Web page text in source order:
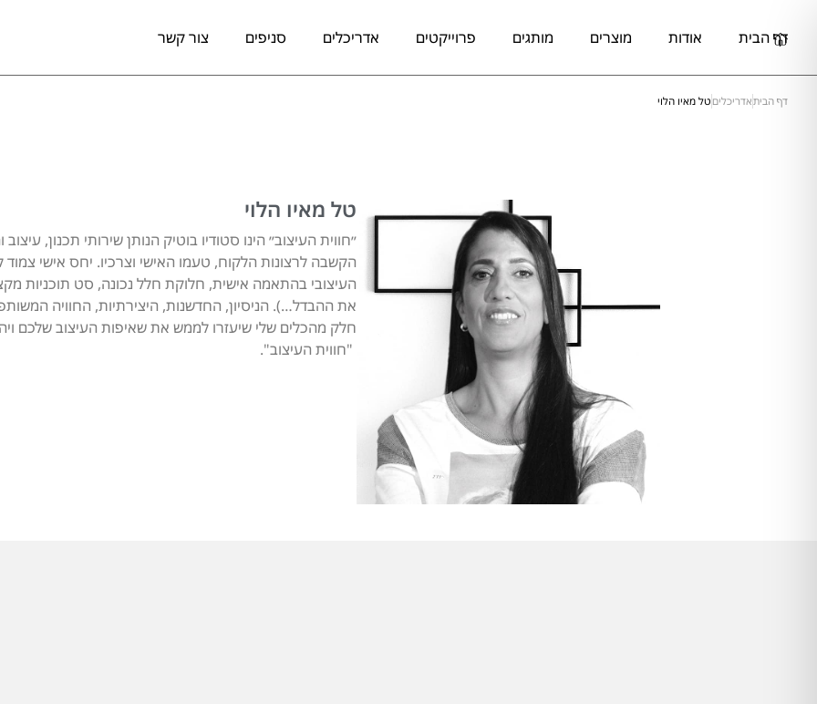
דף הבית אודות מוצרים מותגים פרוייקטים אדריכלים סניפים צור קשר
דף הביתאדריכלים טל מאיו הלוי
טל מאיו הלוי
״חווית העיצוב״ הינו סטודיו בוטיק הנותן שירותי תכנון,
הקשבה לרצונות הלקוח, טעמו האישי וצרכיו. יחס אישי
העיצובי בהתאמה אישית, חלוקת חלל נכונה, סט תוכניות
את ההבדל…). הניסיון, החדשנות, היצירתיות, החוויה
חלק מהכלים שלי שיעזרו לממש את שאיפות העיצוב שלכם
"חווית העיצוב".